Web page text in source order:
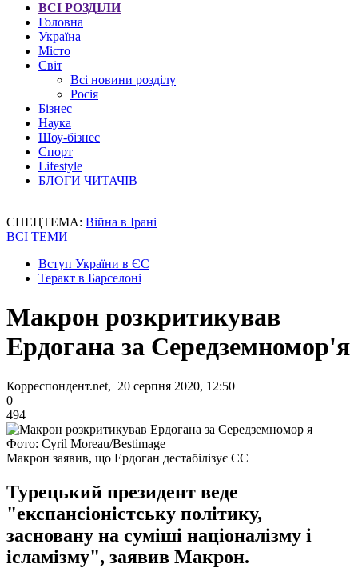
ВСІ РОЗДІЛИ
Головна
Україна
Місто
Світ
Всі новини розділу
Росія
Бізнес
Наука
Шоу-бізнес
Спорт
Lifestyle
БЛОГИ ЧИТАЧІВ
СПЕЦТЕМА: Війна в Ірані
ВСІ ТЕМИ
Вступ України в ЄС
Теракт в Барселоні
Макрон розкритикував
Ердогана за Середземномор'я
Корреспондент.net, 20 серпня 2020, 12:50
0
494
Фото: Cyril Moreau/Bestimage
Макрон заявив, що Ердоган дестабілізує ЄС
Турецький президент веде
"експансіоністську політику,
засновану на суміші націоналізму і
ісламізму", заявив Макрон.